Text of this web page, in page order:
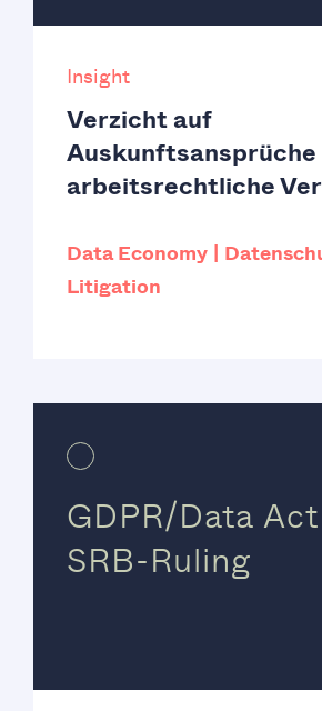
Insight
Verzicht auf
Auskunftsansprüche
arbeitsrechtliche
Data Economy
Litigation
GDPR/Data
SRB-Ruling